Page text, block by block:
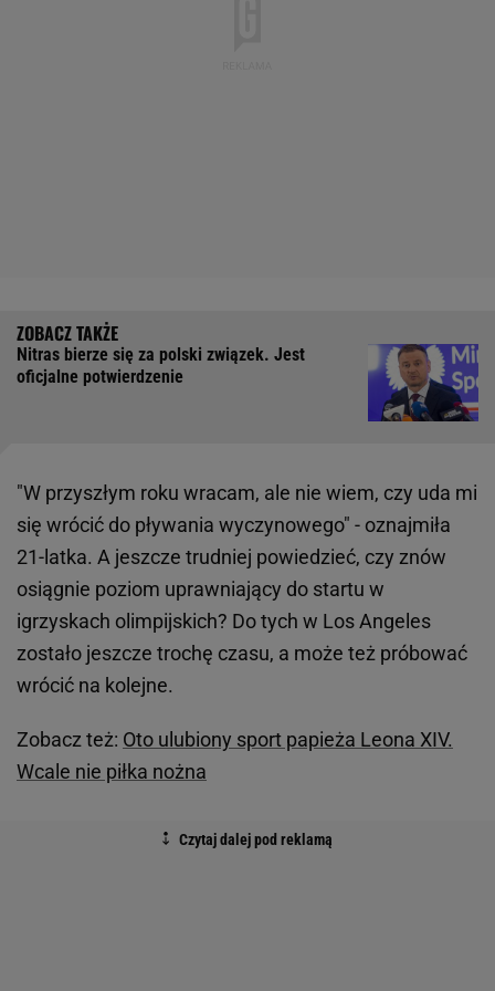
Nitras bierze się za polski związek. Jest
oficjalne potwierdzenie
"W przyszłym roku wracam, ale nie wiem, czy uda mi
się wrócić do pływania wyczynowego" - oznajmiła
21-latka. A jeszcze trudniej powiedzieć, czy znów
osiągnie poziom uprawniający do startu w
igrzyskach olimpijskich? Do tych w Los Angeles
zostało jeszcze trochę czasu, a może też próbować
wrócić na kolejne.
Zobacz też: Oto ulubiony sport papieża Leona XIV.
Wcale nie piłka nożna